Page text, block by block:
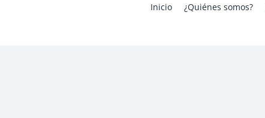
Inicio ¿Quiénes somos?